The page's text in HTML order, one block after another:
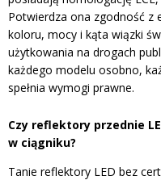
Potwierdza ona zgodność z
koloru, mocy i kąta wiązki
użytkowania na drogach
każdego modelu osobno,
spełnia wymogi prawne.
Czy reflektory przednie
w ciągniku?
Tanie reflektory LED bez